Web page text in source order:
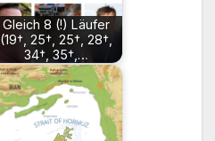
Gleich 8 (!) Läufer
(19†, 25†, 25†, 28†,
34†, 35†,…